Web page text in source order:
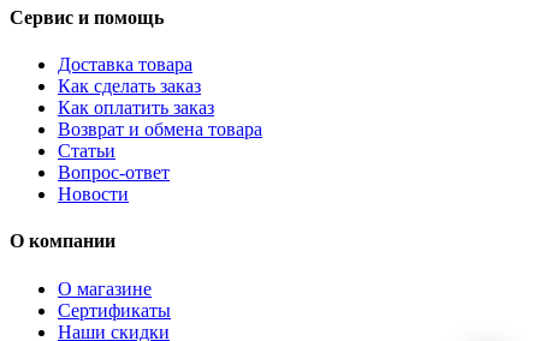
Сервис и помощь
Доставка товара
Как сделать заказ
Как оплатить заказ
Возврат и обмена товара
Статьи
Вопрос-ответ
Новости
О компании
О магазине
Сертификаты
Наши скидки